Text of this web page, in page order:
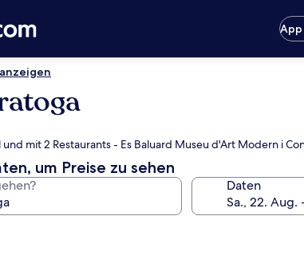
mit 2 Restaurants - Es Baluard Museu d'Art Modern i
um Preise zu sehen
Daten